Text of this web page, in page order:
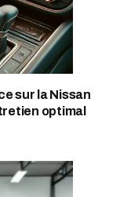
sur la Nissan
optimal